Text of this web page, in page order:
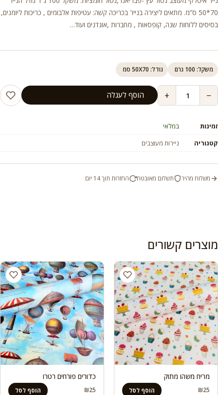
70*50 ס”מ. מתאים ליצירה בנייר בכריכה קשה: עטיפות אלבומים , כריכות ליומנים,
בסיסים ללוחות שנה, קופסאות , מחברות ,אוגדנים ועוד…
משקל: 100 גרם גודל: 50X70 סמ
−
+ הוסף לעגלה
זמינות
במלאי
קטגוריה
ניירות מעוצבים
משלוח מהיר תשלום מאובטח החזרות תוך 14 יום
מוצרים קשורים
מריח משהו מתוק
₪25 הוסף לסל
כדורים פורחים רטרו
₪25 הוסף לסל